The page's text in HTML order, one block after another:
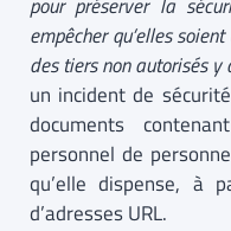
empêcher qu’elles
des tiers non autorisés y
un incident de
documents
personnel de
qu’elle dispense, à
d’adresses URL.